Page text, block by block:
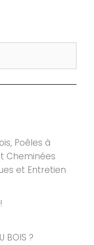
Poêles à
Cheminées
et Entretien
BOIS ?